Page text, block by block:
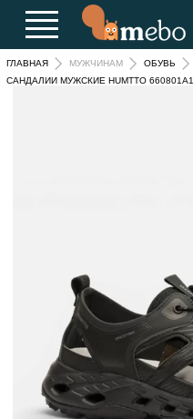
ГЛАВНАЯ МУЖЧИНАМ ОБУВЬ
САНДАЛИИ МУЖСКИЕ HUMTTO 660801A1